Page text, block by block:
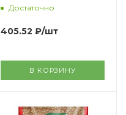
Достаточно
405.52 ₽/шт
В КОРЗИНУ